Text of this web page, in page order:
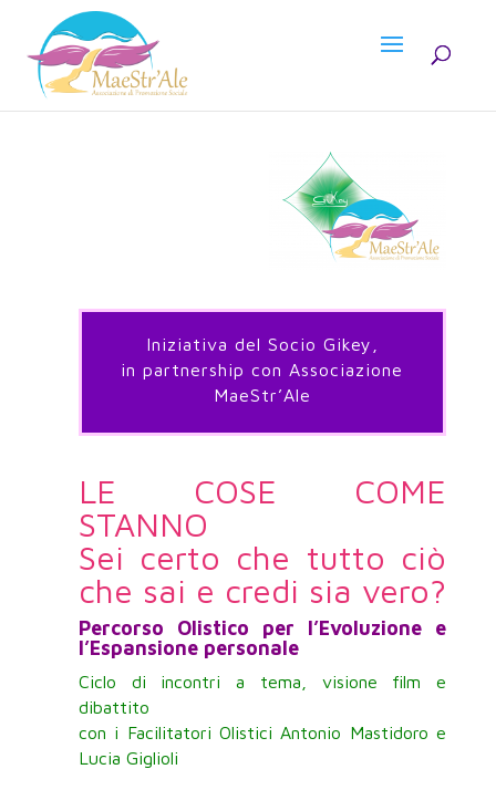
Iniziativa del Socio Gikey,
in partnership con Associazione
MaeStr’Ale
LE COSE COME
STANNO
Sei certo che tutto ciò
che sai e credi sia vero?
Percorso Olistico per l’Evoluzione e
l’Espansione personale
Ciclo di incontri a tema, visione film e
dibattito
con i Facilitatori Olistici Antonio Mastidoro e
Lucia Giglioli